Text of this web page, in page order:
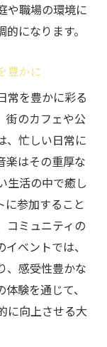
や職場の環境に
になります。
豊かに
常を豊かに彩る
街のカフェや公
、忙しい日常に
楽はその重厚な
生活の中で癒し
に参加すること
コミュニティの
ベントでは、
、感受性豊かな
験を通じて、
に向上させる大